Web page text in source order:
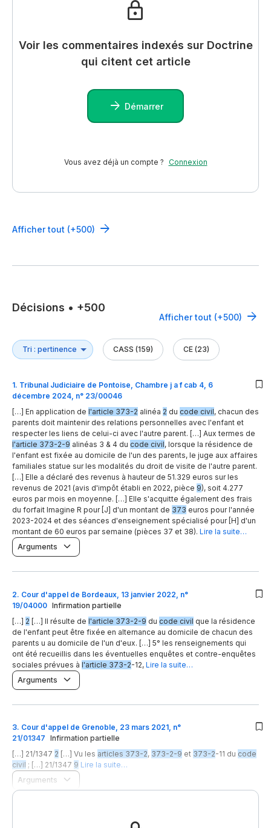
Voir les commentaires indexés sur Doctrine
qui citent cet article
Démarrer
Vous avez déjà un compte ? Connexion
Afficher tout (+500)
Décisions • +500
Afficher tout (+500)
CASS (159) CE (23)
1. Tribunal Judiciaire de Pontoise, Chambre j a f cab 4, 6
décembre 2024, n° 23/00046
[…] En application de l'article 373-2 alinéa 2 du code civil, chacun des
parents doit maintenir des relations personnelles avec l'enfant et
respecter les liens de celui-ci avec l'autre parent. […] Aux termes de
l'article 373-2-9 alinéas 3 & 4 du code civil, lorsque la résidence de
l'enfant est fixée au domicile de l'un des parents, le juge aux affaires
familiales statue sur les modalités du droit de visite de l'autre parent.
[…] Elle a déclaré des revenus à hauteur de 51.329 euros sur les
revenus de 2021 (avis d'impôt établi en 2022, pièce 9), soit 4.277
euros par mois en moyenne. […] Elle s'acquitte également des frais
du forfait Imagine R pour [J] d'un montant de 373 euros pour l'année
2023-2024 et des séances d'enseignement spécialisé pour [H] d'un
montant de 60 euros par semaine (pièces 37 et 38). Lire la suite…
Arguments
2. Cour d'appel de Bordeaux, 13 janvier 2022, n°
19/04000 Infirmation partielle
[…] 2 […] Il résulte de l'article 373-2-9 du code civil que la résidence
de l'enfant peut être fixée en alternance au domicile de chacun des
parents u au domicile de l'un d'eux. […] 5° les renseignements qui
ont été recueillis dans les éventuelles enquêtes et contre-enquêtes
sociales prévues à l'article 373-2-12, Lire la suite…
Arguments
3. Cour d'appel de Grenoble, 23 mars 2021, n°
21/01347 Infirmation partielle
[…] 21/1347 2 […] Vu les articles 373-2, 373-2-9 et 373-2-11 du code
civil ; […] 21/1347 9 Lire la suite…
Arguments